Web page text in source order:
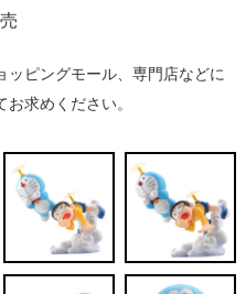
ピングモール、専門店などに
求めください。